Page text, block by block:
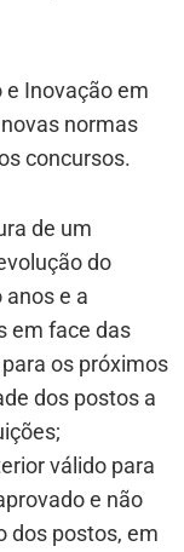
e Inovação em
normas
concursos.
de um
do
e a
em face das
os próximos
dos postos a
válido para
e não
dos postos, em